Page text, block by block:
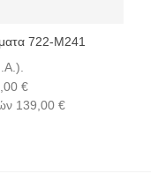
722-M241
€
139,00 €